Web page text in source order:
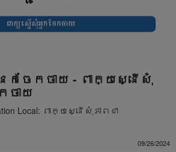
កចែកចាយ - ពាក្យស្នើសុំ
ចាយ
Local: ពាក្យស្នើសុំភាពជា
09/26/2024